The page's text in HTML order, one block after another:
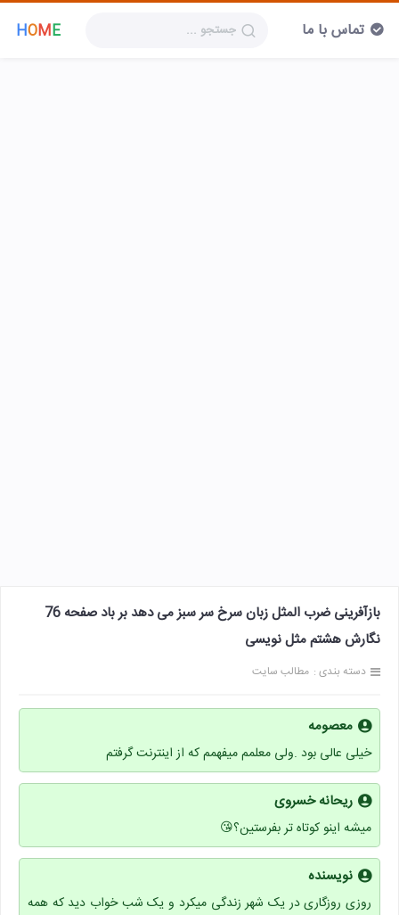
HOME تماس با ما
بازآفرینی ضرب المثل زبان سرخ سر سبز می دهد بر باد صفحه 76
نگارش هشتم مثل نویسی
دسته بندی : مطالب سایت
معصومه
خیلی عالی بود .ولی معلمم میفهمم که از اینترنت گرفتم
ریحانه خسروی
میشه اینو کوتاه تر بفرستین؟😘
نویسنده
روزی روزگاری در یک شهر زندگی میکرد و یک شب خواب دید که همه